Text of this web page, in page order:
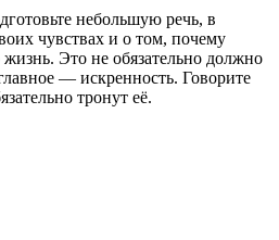
небольшую речь, в
чувствах и о том, почему
Это не обязательно должно
— искренность. Говорите
тронут её.